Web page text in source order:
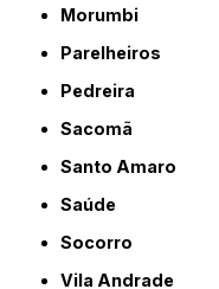
Morumbi
Parelheiros
Pedreira
Sacomã
Santo Amaro
Saúde
Socorro
Vila Andrade